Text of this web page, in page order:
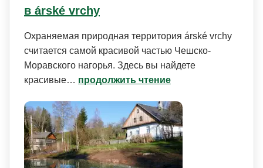
в árské vrchy
Охраняемая природная территория árské vrchy
считается самой красивой частью Чешско-
Моравского нагорья. Здесь вы найдете
красивые… продолжить чтение